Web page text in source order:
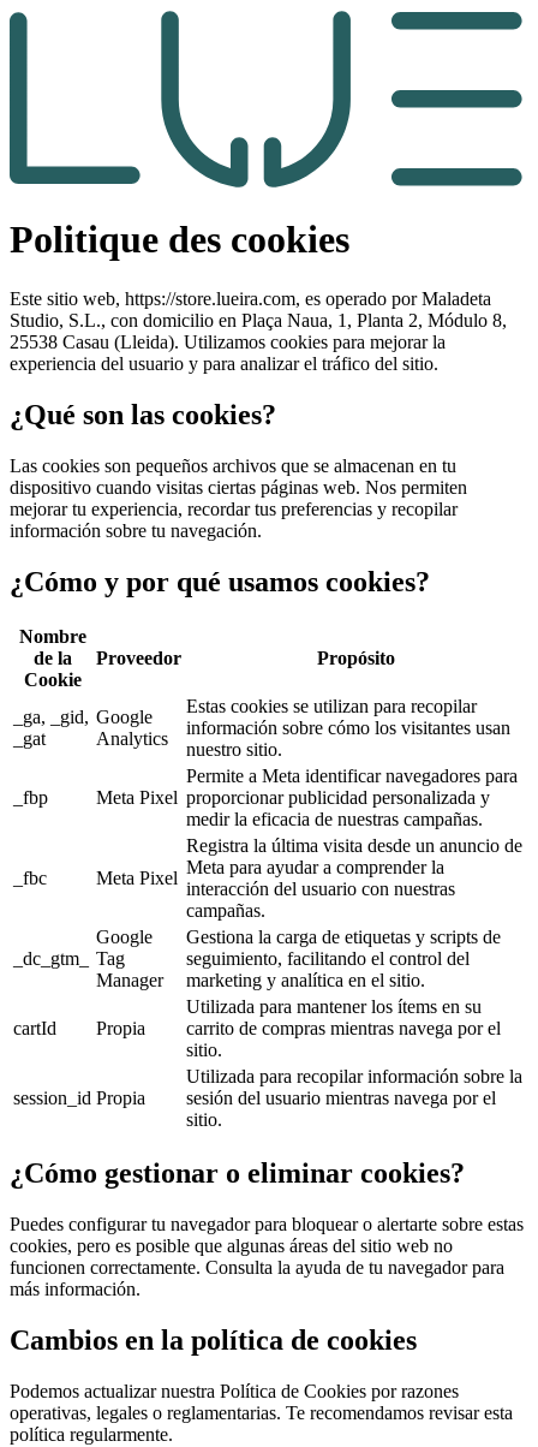
Politique des cookies
Este sitio web, https://store.lueira.com, es operado por Maladeta
Studio, S.L., con domicilio en Plaça Naua, 1, Planta 2, Módulo 8,
25538 Casau (Lleida). Utilizamos cookies para mejorar la
experiencia del usuario y para analizar el tráfico del sitio.
¿Qué son las cookies?
Las cookies son pequeños archivos que se almacenan en tu
dispositivo cuando visitas ciertas páginas web. Nos permiten
mejorar tu experiencia, recordar tus preferencias y recopilar
información sobre tu navegación.
¿Cómo y por qué usamos cookies?
Nombre
de la
Cookie
Proveedor Propósito
_ga, _gid,
_gat
Google
Analytics
Estas cookies se utilizan para recopilar
información sobre cómo los visitantes usan
nuestro sitio.
_fbp Meta Pixel
Permite a Meta identificar navegadores para
proporcionar publicidad personalizada y
medir la eficacia de nuestras campañas.
_fbc Meta Pixel
Registra la última visita desde un anuncio de
Meta para ayudar a comprender la
interacción del usuario con nuestras
campañas.
_dc_gtm_
Google
Tag
Manager
Gestiona la carga de etiquetas y scripts de
seguimiento, facilitando el control del
marketing y analítica en el sitio.
cartId Propia
Utilizada para mantener los ítems en su
carrito de compras mientras navega por el
sitio.
session_id Propia
Utilizada para recopilar información sobre la
sesión del usuario mientras navega por el
sitio.
¿Cómo gestionar o eliminar cookies?
Puedes configurar tu navegador para bloquear o alertarte sobre estas
cookies, pero es posible que algunas áreas del sitio web no
funcionen correctamente. Consulta la ayuda de tu navegador para
más información.
Cambios en la política de cookies
Podemos actualizar nuestra Política de Cookies por razones
operativas, legales o reglamentarias. Te recomendamos revisar esta
política regularmente.